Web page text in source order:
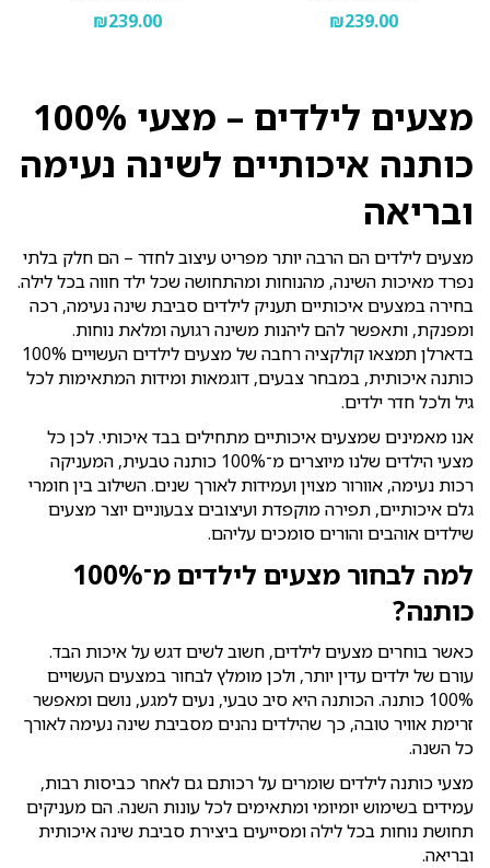
₪239.00
₪239.00
מצעים לילדים – מצעי 100%
כותנה איכותיים לשינה נעימה
ובריאה
מצעים לילדים הם הרבה יותר מפריט עיצוב לחדר – הם חלק בלתי
נפרד מאיכות השינה, מהנוחות ומהתחושה שכל ילד חווה בכל לילה.
בחירה במצעים איכותיים תעניק לילדים סביבת שינה נעימה, רכה
ומפנקת, ותאפשר להם ליהנות משינה רגועה ומלאת נוחות.
בדארלן תמצאו קולקציה רחבה של מצעים לילדים העשויים 100%
כותנה איכותית, במבחר צבעים, דוגמאות ומידות המתאימות לכל
גיל ולכל חדר ילדים.
אנו מאמינים שמצעים איכותיים מתחילים בבד איכותי. לכן כל
מצעי הילדים שלנו מיוצרים מ־100% כותנה טבעית, המעניקה
רכות נעימה, אוורור מצוין ועמידות לאורך שנים. השילוב בין חומרי
גלם איכותיים, תפירה מוקפדת ועיצובים צבעוניים יוצר מצעים
שילדים אוהבים והורים סומכים עליהם.
למה לבחור מצעים לילדים מ־100%
כותנה?
כאשר בוחרים מצעים לילדים, חשוב לשים דגש על איכות הבד.
עורם של ילדים עדין יותר, ולכן מומלץ לבחור במצעים העשויים
100% כותנה. הכותנה היא סיב טבעי, נעים למגע, נושם ומאפשר
זרימת אוויר טובה, כך שהילדים נהנים מסביבת שינה נעימה לאורך
כל השנה.
מצעי כותנה לילדים שומרים על רכותם גם לאחר כביסות רבות,
עמידים בשימוש יומיומי ומתאימים לכל עונות השנה. הם מעניקים
תחושת נוחות בכל לילה ומסייעים ביצירת סביבת שינה איכותית
ובריאה.